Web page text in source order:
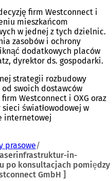
firm Westconnect i
mieszkańcom
w jednej z tych dzielnic.
zasobów i ochrony
dodatkowych placów
dyrektor ds. gospodarki.
strategii rozbudowy
swoich dostawców
Westconnect i OXG oraz
światłowodowej w
internetowej
prasowe
in-
po konsultacjach pomiędzy
GmbH ]